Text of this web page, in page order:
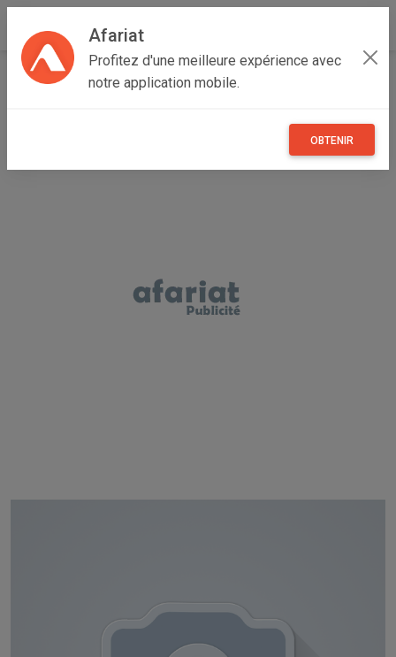
Afariat
Profitez d'une meilleure expérience avec
notre application mobile.
OBTENIR
Accueil Boutique de ENTREPRISE